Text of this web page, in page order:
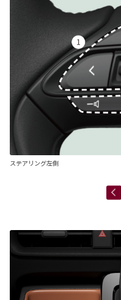
ステアリング左側